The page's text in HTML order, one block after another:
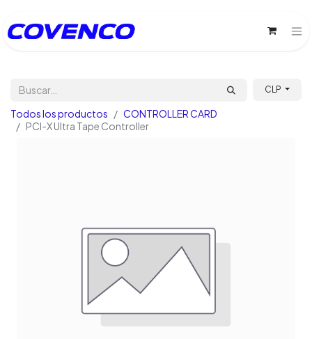
CLP
Todos los productos
CONTROLLER CARD
PCI-X Ultra Tape Controller